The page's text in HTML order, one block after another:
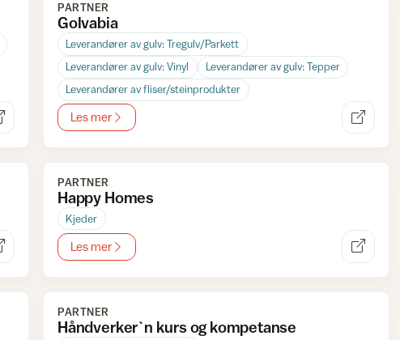
PARTNER
Golvabia
Leverandører av gulv: Tregulv/Parkett
Leverandører av gulv: Vinyl
Leverandører av gulv: Tepper
Leverandører av fliser/steinprodukter
Les mer
PARTNER
Happy Homes
Kjeder
Les mer
PARTNER
Håndverker`n kurs og kompetanse